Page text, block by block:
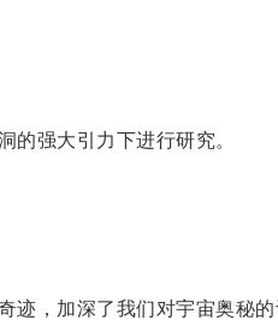
强大引力下进行研究。
，加深了我们对宇宙奥秘的